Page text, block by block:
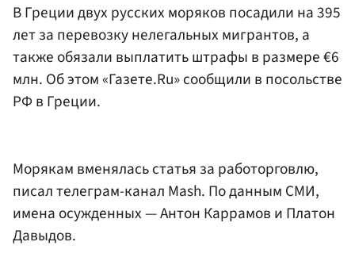
В Греции двух русских моряков посадили на 395
лет за перевозку нелегальных мигрантов, а
также обязали выплатить штрафы в размере €6
млн. Об этом «Газете.Ru» сообщили в посольстве
РФ в Греции.
Морякам вменялась статья за работорговлю,
писал телеграм-канал Mash. По данным СМИ,
имена осужденных — Антон Каррамов и Платон
Давыдов.